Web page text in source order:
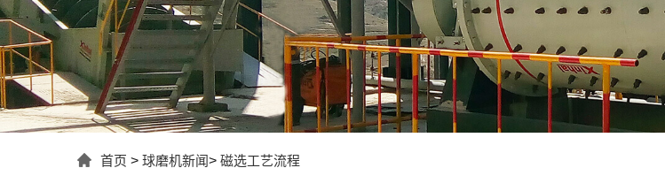
首页 > 球磨机新闻> 磁选工艺流程